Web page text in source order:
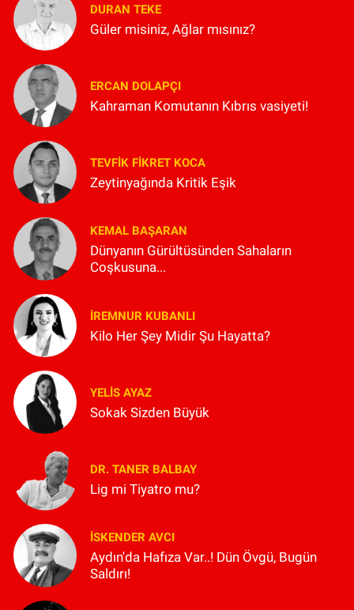
DURAN TEKE
Güler misiniz, Ağlar mısınız?
ERCAN DOLAPÇI
Kahraman Komutanın Kıbrıs vasiyeti!
TEVFIK FIKRET KOCA
Zeytinyağında Kritik Eşik
KEMAL BAŞARAN
Dünyanın Gürültüsünden Sahaların
Coşkusuna...
İREMNUR KUBANLI
Kilo Her Şey Midir Şu Hayatta?
YELIS AYAZ
Sokak Sizden Büyük
DR. TANER BALBAY
Lig mi Tiyatro mu?
İSKENDER AVCI
Aydın'da Hafıza Var..! Dün Övgü, Bugün
Saldırı!